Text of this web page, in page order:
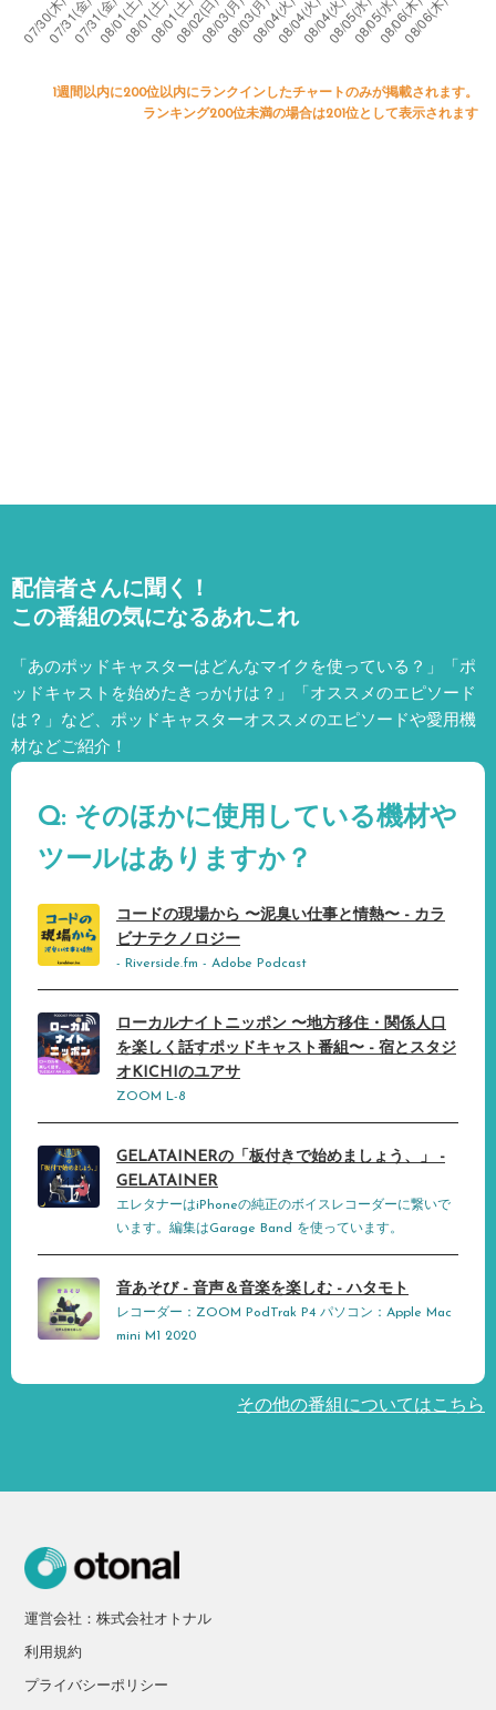
1週間以内に200位以内にランクインしたチャートのみが掲載されます。
ランキング200位未満の場合は201位として表示されます
配信者さんに聞く！
この番組の気になるあれこれ
「あのポッドキャスターはどんなマイクを使っている？」「ポ
ッドキャストを始めたきっかけは？」「オススメのエピソード
は？」など、 ポッドキャスターオススメのエピソードや愛用機
材などご紹介！
Q: そのほかに使用している機材や
ツールはありますか？
コードの現場から 〜泥臭い仕事と情熱〜 - カラ
ビナテクノロジー
- Riverside.fm - Adobe Podcast
ローカルナイトニッポン 〜地方移住・関係人口
を楽しく話すポッドキャスト番組〜 - 宿とスタジ
オKICHIのユアサ
ZOOM L-8
GELATAINERの「板付きで始めましょう、」 -
GELATAINER
エレタナーはiPhoneの純正のボイスレコーダーに繋いで
います。編集はGarage Band を使っています。
音あそび - 音声＆音楽を楽しむ - ハタモト
レコーダー：ZOOM PodTrak P4 パソコン：Apple Mac
mini M1 2020
その他の番組についてはこちら
運営会社：株式会社オトナル
利用規約
プライバシーポリシー